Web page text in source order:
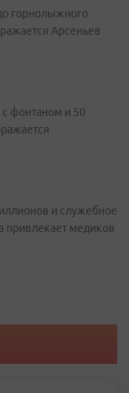
горнолыжного
Арсеньев
фонтаном и 50
и служебное
привлекает медиков